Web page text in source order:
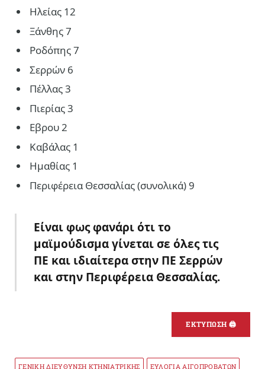
Ηλείας 12
Ξάνθης 7
Ροδόπης 7
Σερρών 6
Πέλλας 3
Πιερίας 3
Εβρου 2
Καβάλας 1
Ημαθίας 1
Περιφέρεια Θεσσαλίας (συνολικά) 9
Είναιφως φανάρι ότι το
μαϊμούδισμα γίνεται σε όλες τις
ΠΕ και ιδιαίτερα στην ΠΕ Σερρών
και στην Περιφέρεια Θεσσαλίας.
ΕΚΤΥΠΩΣΗ 🖨
ΓΕΝΙΚΗ ΔΙΕΥΘΥΝΣΗ ΚΤΗΝΙΑΤΡΙΚΗΣ ΕΥΛΟΓΙΑ ΑΙΓΟΠΡΟΒΑΤΩΝ